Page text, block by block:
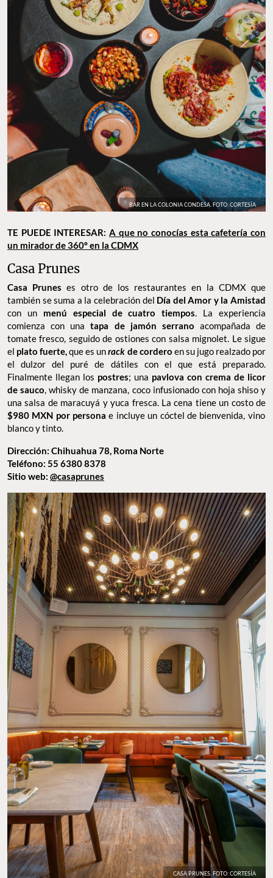
BAR EN LA COLONIA CONDESA. FOTO: CORTESÍA
TE PUEDE INTERESAR: A que no conocías esta cafetería con
un mirador de 360º en la CDMX
Casa Prunes
Casa Pruneses otro de los restaurantes en la CDMX que
también se suma a la celebración del Día del Amor y la Amistad
con un menú especial de cuatro tiempos. La experiencia
comienza con unatapa de jamón serrano acompañada de
tomate fresco, seguido de ostiones con salsa mignolet. Le sigue
el plato fuerte,que es unrack de cordero en su jugo realzado por
el dulzor del puré de dátiles con el que está preparado.
Finalmente llegan los postres; una pavlova con crema de licor
de sauco, whisky de manzana, coco infusionado con hoja shiso y
una salsa de maracuyá y yuca fresca. La cena tiene un costo de
$980 MXN por persona e incluye un cóctel de bienvenida, vino
blanco y tinto.
Dirección: Chihuahua 78, Roma Norte
Teléfono: 55 6380 8378
Sitio web: @casaprunes
CASA PRUNES. FOTO: CORTESÍA